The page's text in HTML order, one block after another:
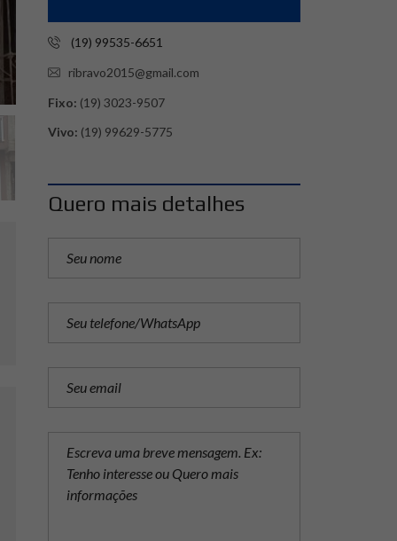
(19) 99535-6651
ribravo2015@gmail.com
Fixo: (19) 3023-9507
Vivo: (19) 99629-5775
Quero mais detalhes